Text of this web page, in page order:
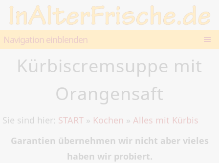
Navigation einblenden
Kürbiscremsuppe mit
Orangensaft
Sie sind hier: START » Kochen » Alles mit Kürbis
Garantien übernehmen wir nicht aber vieles
haben wir probiert.